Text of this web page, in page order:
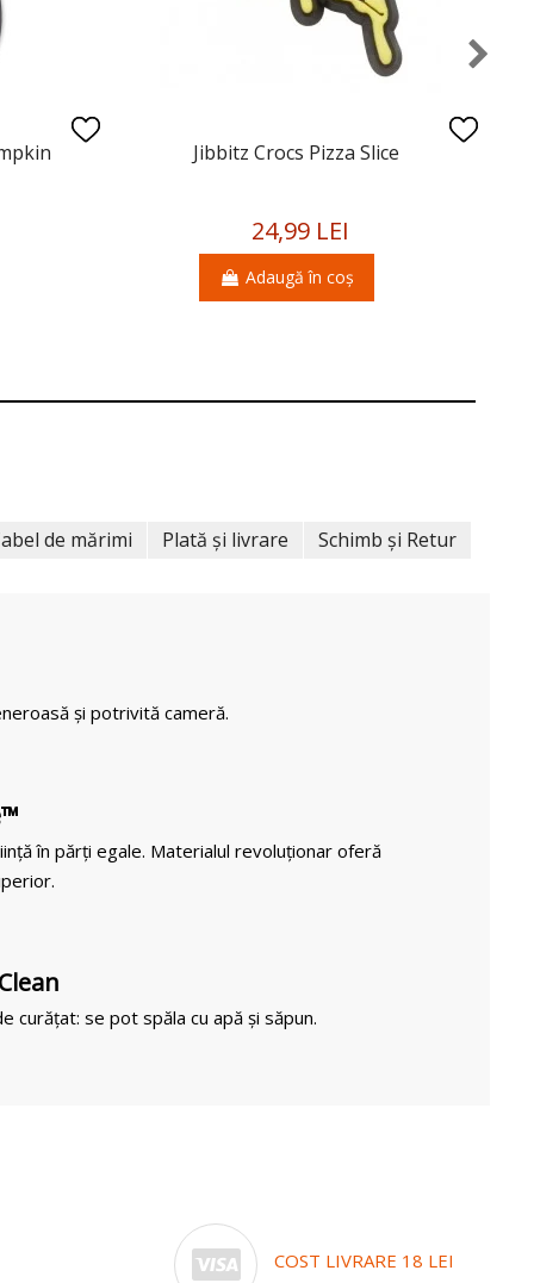
Jibbitz Crocs Pizza Slice
24,99 LEI
Adaugă în coș
de mărimi Plată și livrare
Schimb și Retur
și potrivită cameră.
în părți egale. Materialul revoluționar oferă
curățat: se pot spăla cu apă și săpun.
COST LIVRARE 18 LEI